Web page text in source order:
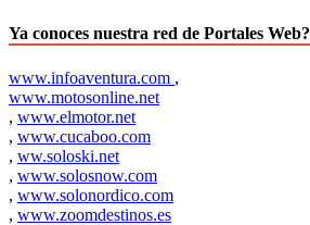
Ya conoces nuestra red de Portales Web?
www.infoaventura.com ,
www.motosonline.net
, www.elmotor.net
, www.cucaboo.com
, ww.soloski.net
, www.solosnow.com
, www.solonordico.com
, www.zoomdestinos.es